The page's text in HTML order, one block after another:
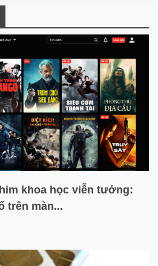
khoa học viễn tưởng:
trên màn...